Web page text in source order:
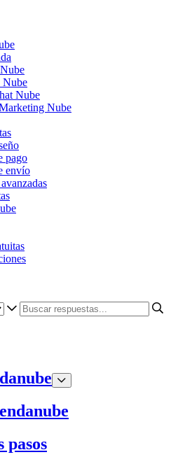
Nube
Nube
Nube
pago
envío
pasos